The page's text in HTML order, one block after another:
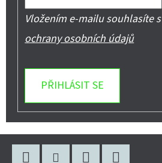
Vložením e-mailu souhlasíte s
ochrany osobních údajů
PŘIHLÁSIT SE